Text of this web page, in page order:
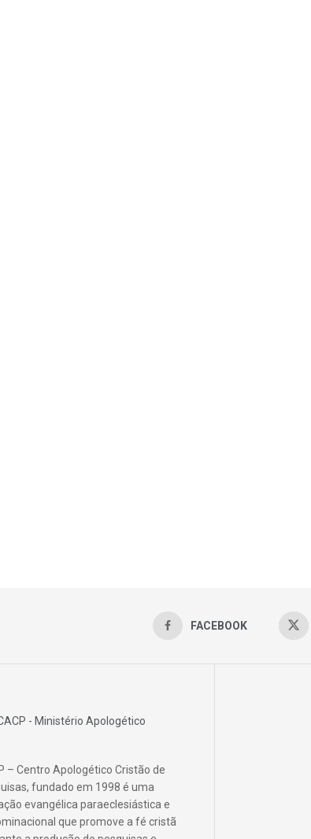
FACEBOOK
– Centro Apologético Cristão de
fundado em 1998 é uma
evangélica paraeclesiástica e
que promove a fé cristã